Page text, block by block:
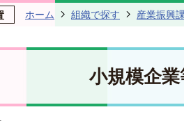
ホーム 組織で探す 産業振興課
小規模企